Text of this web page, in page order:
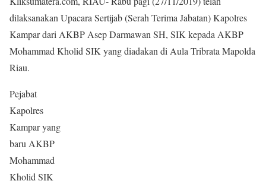
dilaksanakan Upacara Sertijab (Serah Terima Jabatan) Kapolres
Kampar dari AKBP Asep Darmawan SH, SIK kepada AKBP
Mohammad Kholid SIK yang diadakan di Aula Tribrata Mapolda
Riau.
Pejabat
Kapolres
Kampar yang
baru AKBP
Mohammad
Kholid SIK